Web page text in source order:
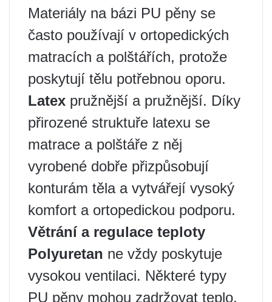
Materiály na bázi PU pěny se
často používají v ortopedických
matracích a polštářích, protože
poskytují tělu potřebnou oporu.
Latex pružnější a pružnější. Díky
přirozené struktuře latexu se
matrace a polštáře z něj
vyrobené dobře přizpůsobují
konturám těla a vytvářejí vysoký
komfort a ortopedickou podporu.
Větrání a regulace teploty
Polyuretan ne vždy poskytuje
vysokou ventilaci. Některé typy
PU pěny mohou zadržovat teplo,